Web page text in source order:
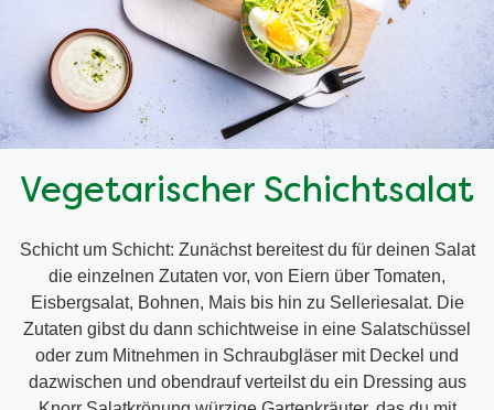
Vegetarischer Schichtsalat
Schicht um Schicht: Zunächst bereitest du für deinen Salat
die einzelnen Zutaten vor, von Eiern über Tomaten,
Eisbergsalat, Bohnen, Mais bis hin zu Selleriesalat. Die
Zutaten gibst du dann schichtweise in eine Salatschüssel
oder zum Mitnehmen in Schraubgläser mit Deckel und
dazwischen und obendrauf verteilst du ein Dressing aus